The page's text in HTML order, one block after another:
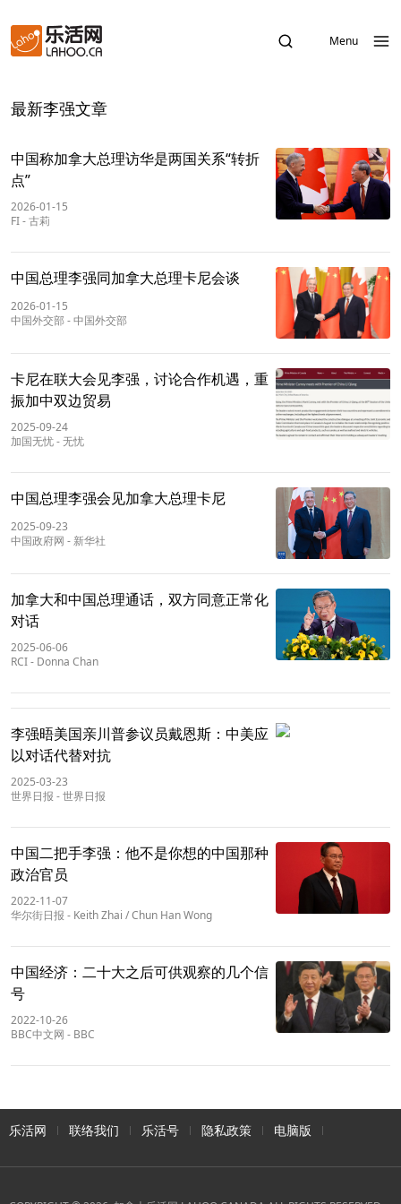
Menu
最新李强文章
中国称加拿大总理访华是两国关系“转折
点”
2026-01-15
FI-古莉
中国总理李强同加拿大总理卡尼会谈
2026-01-15
中国外交部-中国外交部
卡尼在联大会见李强，讨论合作机遇，重
振加中双边贸易
2025-09-24
加国无忧-无忧
中国总理李强会见加拿大总理卡尼
2025-09-23
中国政府网 - 新华社
加拿大和中国总理通话，双方同意正常化
对话
2025-06-06
RCI- Donna Chan
李强晤美国亲川普参议员戴恩斯：中美应
以对话代替对抗
2025-03-23
世界日报 -世界日报
中国二把手李强：他不是你想的中国那种
政治官员
2022-11-07
华尔街日报 - Keith Zhai / Chun Han Wong
中国经济：二十大之后可供观察的几个信
号
2022-10-26
BBC中文网 - BBC
乐活网 联络我们 乐活号 隐私政策 电脑版